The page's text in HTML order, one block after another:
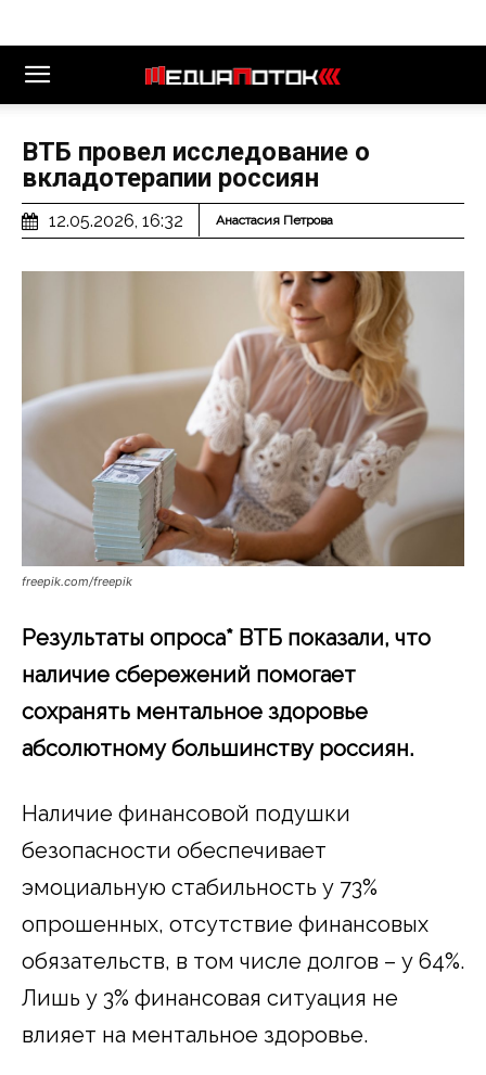
ВТБ провел исследование о
вкладотерапии россиян
12.05.2026, 16:32 Анастасия Петрова
freepik.com/freepik
Результаты опроса* ВТБ показали, что
наличие сбережений помогает
сохранять ментальное здоровье
абсолютному большинству россиян.
Наличие финансовой подушки
безопасности обеспечивает
эмоциальную стабильность у 73%
опрошенных, отсутствие финансовых
обязательств, в том числе долгов – у 64%.
Лишь у 3% финансовая ситуация не
влияет на ментальное здоровье.